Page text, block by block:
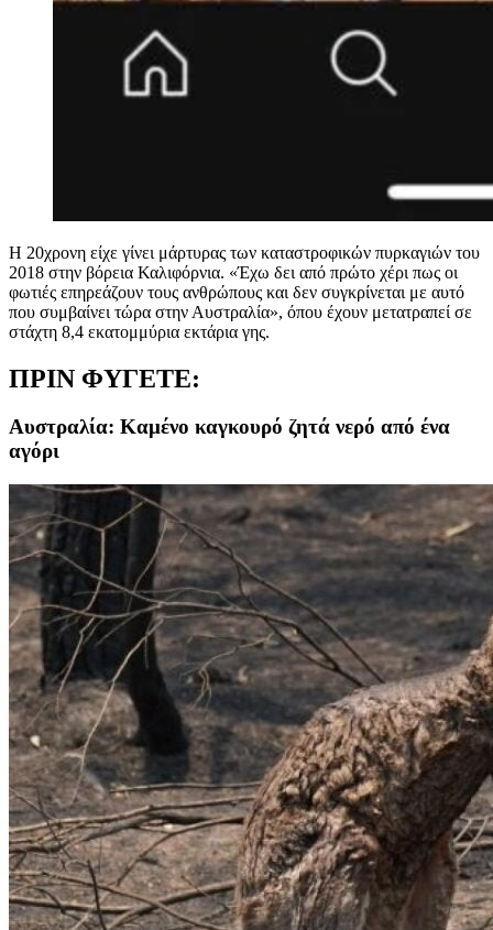
Η 20χρονη είχε γίνει μάρτυρας των καταστροφικών πυρκαγιών του
2018 στην βόρεια Καλιφόρνια. «Έχω δει από πρώτο χέρι πως οι
φωτιές επηρεάζουν τους ανθρώπους και δεν συγκρίνεται με αυτό
που συμβαίνει τώρα στην Αυστραλία», όπου έχουν μετατραπεί σε
στάχτη 8,4 εκατομμύρια εκτάρια γης.
ΠΡΙΝ ΦΥΓΕΤΕ:
Αυστραλία: Καμένο καγκουρό ζητά νερό από ένα
αγόρι